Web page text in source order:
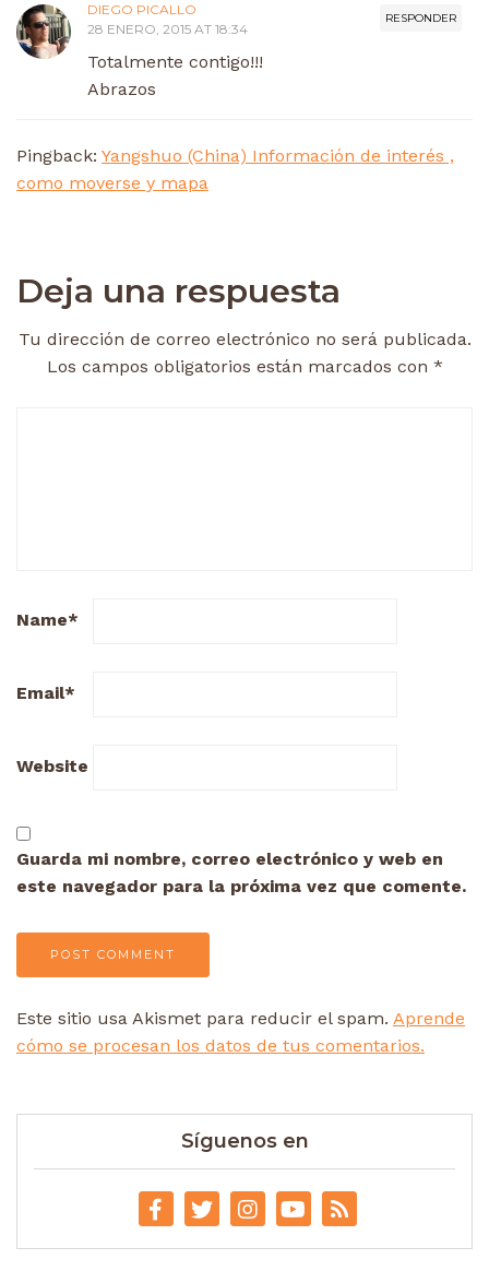
RESPONDER
DIEGO PICALLO
28 ENERO, 2015 AT 18:34
Totalmente contigo!!!
Abrazos
Pingback: Yangshuo (China) Información de interés ,
como moverse y mapa
Deja una respuesta
Tu dirección de correo electrónico no será publicada.
Los campos obligatorios están marcados con *
Name*
Email*
Website
Guarda mi nombre, correo electrónico y web en
este navegador para la próxima vez que comente.
Este sitio usa Akismet para reducir el spam. Aprende
cómo se procesan los datos de tus comentarios.
Síguenos en